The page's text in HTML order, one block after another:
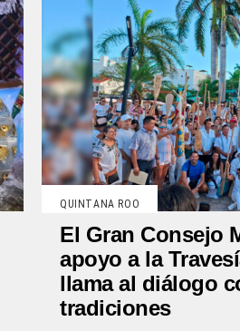
QUINTANA ROO
El Gran Consejo
apoyo a la
llama al diálogo
tradiciones